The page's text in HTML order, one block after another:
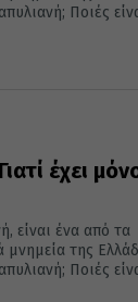
Ποιές
έχει
είναι ένα από τα
μνημεία της
Ποιές